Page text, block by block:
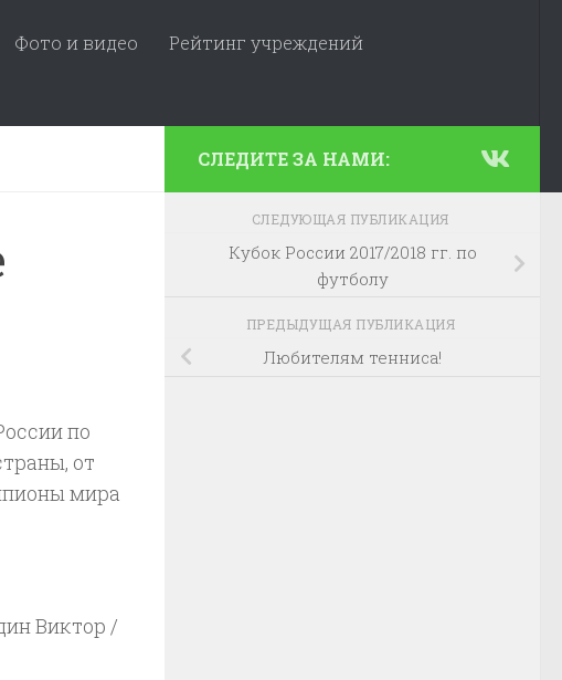
Фото и видео Рейтинг учреждений
по
от
мира
Виктор /
СЛЕДИТЕ ЗА НАМИ:
СЛЕДУЮЩАЯ ПУБЛИКАЦИЯ
Кубок России 2017/2018 гг. по
футболу
ПРЕДЫДУЩАЯ ПУБЛИКАЦИЯ
Любителям тенниса!